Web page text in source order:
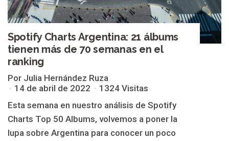
Spotify Charts Argentina: 21 álbums
tienen más de 70 semanas en el
ranking
Por Julia Hernández Ruza
14 de abril de 2022
1324 Visitas
Esta semana en nuestro análisis de Spotify
Charts Top 50 Albums, volvemos a poner la
lupa sobre Argentina para conocer un poco